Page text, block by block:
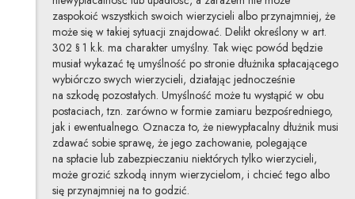
zaspokoić wszystkich swoich wierzycieli albo przynajmniej, że
może się w takiej sytuacji znajdować. Delikt określony w art.
302 § 1 k.k. ma charakter umyślny. Tak więc powód będzie
musiał wykazać tę umyślność po stronie dłużnika spłacającego
wybiórczo swych wierzycieli, działając jednocześnie
na szkodę pozostałych. Umyślność może tu wystąpić w obu
postaciach, tzn. zarówno w formie zamiaru bezpośredniego,
jak i ewentualnego. Oznacza to, że niewypłacalny dłużnik musi
zdawać sobie sprawę, że jego zachowanie, polegające
na spłacie lub zabezpieczaniu niektórych tylko wierzycieli,
może grozić szkodą innym wierzycielom, i chcieć tego albo
się przynajmniej na to godzić.